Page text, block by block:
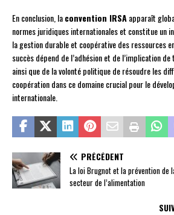
En conclusion, laconvention IRSAapparaît
normes juridiques internationales et constitue un
la gestion durable et coopérative des ressources
succès dépend de l’adhésion et de l’implication
ainsi que de la volonté politique de résoudre les
coopération dans ce domaine crucial pour le
internationale.
PRÉCÉDENT
La loi Brugnot et la prévention de
secteur de l’alimentation